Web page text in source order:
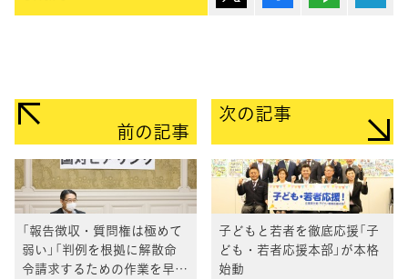
前の記事
「報告徴収・質問権は極めて
弱い」「判例を根拠に解散命
令請求するための作業を早
次の記事
子どもと若者を徹底応援「子
ども・若者応援本部」が本格
始動